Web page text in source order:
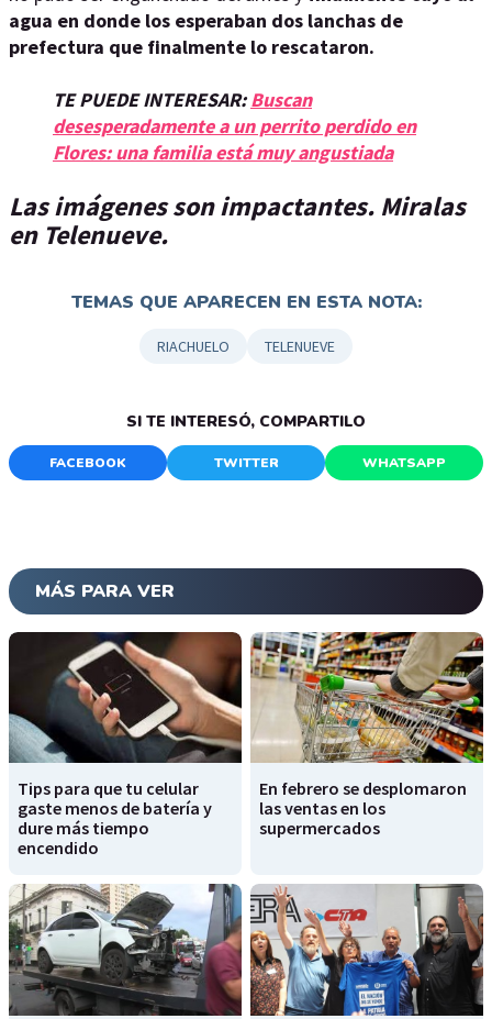
agua en donde los esperaban dos lanchas de
prefectura que finalmente lo rescataron.
TE PUEDE INTERESAR:Buscan
desesperadamente a un perrito perdido en
Flores: una familia está muy angustiada
Las imágenes son impactantes. Miralas
en Telenueve.
TEMAS QUE APARECEN EN ESTA NOTA:
RIACHUELO TELENUEVE
SI TE INTERESÓ, COMPARTILO
FACEBOOK TWITTER WHATSAPP
MÁS PARA VER
Tips para que tu celular
gaste menos de batería y
dure más tiempo
encendido
En febrero se desplomaron
las ventas en los
supermercados